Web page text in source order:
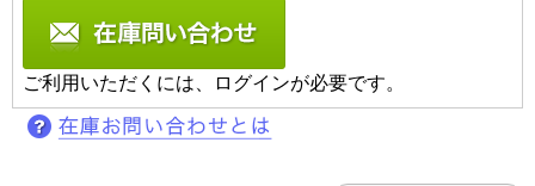
ご利用いただくには、ログインが必要です。